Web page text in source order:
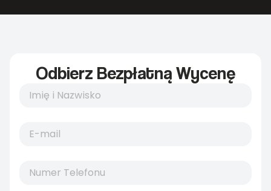
Odbierz Bezpłatną Wycenę